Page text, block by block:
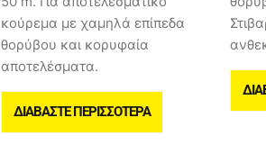
κούρεμα με χαμηλά επίπεδα
θορύβου και κορυφαία
αποτελέσματα.
ΔΙΑΒΆΣΤΕ ΠΕΡΙΣΣΌΤΕΡΑ